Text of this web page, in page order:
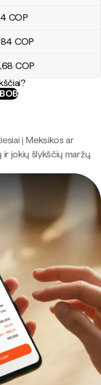
COP
COP
,68 COP
į Meksikos ar
jokių šlykščių maržų.